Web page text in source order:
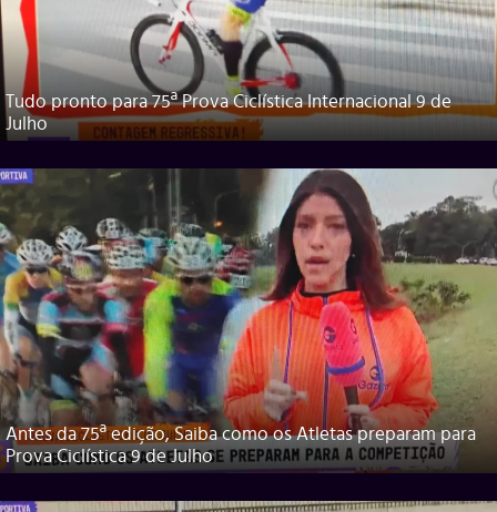
Tudo pronto para 75ª Prova Ciclística Internacional 9 de
Julho
Antes da 75ª edição, Saiba como os Atletas preparam para
Prova Ciclística 9 de Julho